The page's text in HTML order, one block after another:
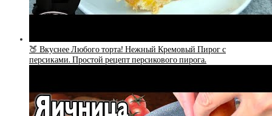
🍑 Вкуснее Любого торта! Нежный Кремовый Пирог с
персиками. Простой рецепт персикового пирога.